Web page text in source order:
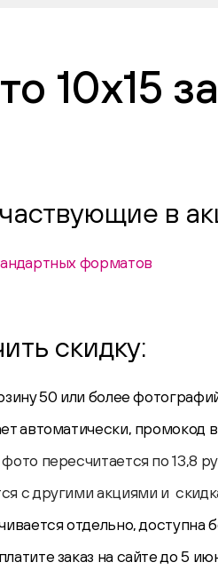
10х15
в
форматов
скидку:
50 или более
автоматически, промокод
пересчитается по 13,8
с другими акциями и
отдельно, доступна
заказ на сайте до 5